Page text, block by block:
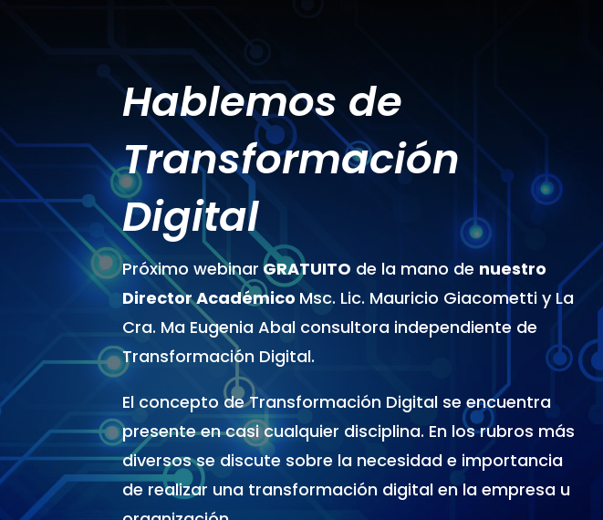
Hablemos de
Transformación
Digital
Próximo webinar GRATUITO de la mano de nuestro
Director Académico Msc. Lic. Mauricio Giacometti y La
Cra. Ma Eugenia Abal consultora independiente de
Transformación Digital.
El concepto de Transformación Digital se encuentra
presente en casi cualquier disciplina. En los rubros más
diversos se discute sobre la necesidad e importancia
de realizar una transformación digital en la empresa u